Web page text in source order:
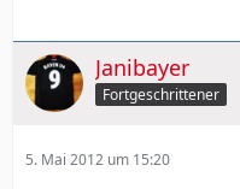
Janibayer
Fortgeschrittener
5. Mai 2012 um 15:20